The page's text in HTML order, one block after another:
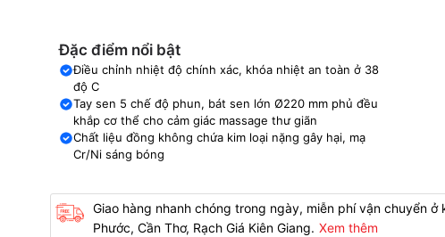
Đặc điểm nổi bật
Điều chỉnh nhiệt độ chính xác, khóa nhiệt an toàn ở 38
độ C
Tay sen 5 chế độ phun, bát sen lớn Ø220 mm phủ đều
khắp cơ thể cho cảm giác massage thư giãn
Chất liệu đồng không chứa kim loại nặng gây hại, mạ
Cr/Ni sáng bóng
Giao hàng nhanh chóng trong ngày, miễn phí vận chuyển
Phước, Cần Thơ, Rạch Giá Kiên Giang. Xem thêm